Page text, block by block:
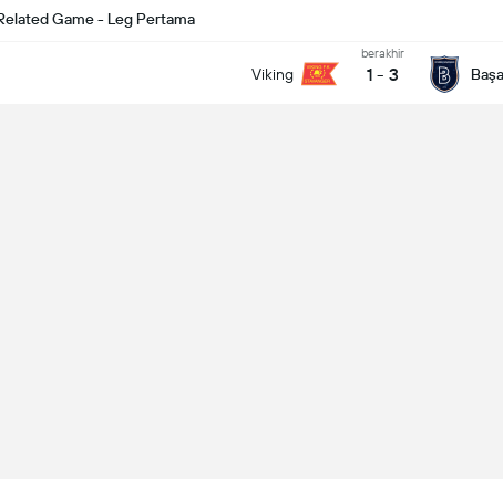
Game - Leg Pertama
Viking
berakhir
1 - 3